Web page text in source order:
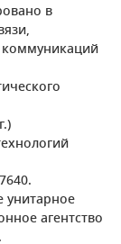
в
унитарное
агентство